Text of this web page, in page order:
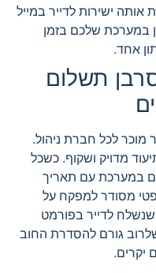
ישירות לדייר במייל
במערכת שלכם בזמן
אחד.
תשלום
מוכר לכל חברת ניהול.
מדויק ושקוף. כשכל
במערכת עם תאריך
מסודר למפקח על
שנשלח לדייר בפורמט
גורם להסדרת החוב
יקרים.